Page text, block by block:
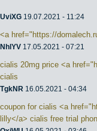
UviXG 19.07.2021 - 11:24
<a href="https://
NhlYV 17.05.2021 - 07:21
cialis 20mg price <a
cialis
TgkNR 16.05.2021 - 04:34
coupon for cialis <a
lilly</a> cialis free trial